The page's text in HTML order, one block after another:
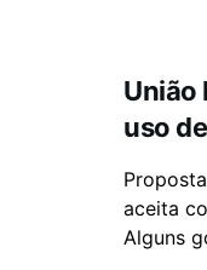
União
uso
aceita
Alguns